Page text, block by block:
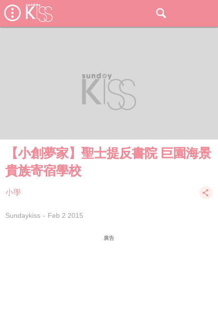
【小創夢家】聖士提反書院 巨園海景
貴族寄宿學校
小學
Sundaykiss Feb 2 2015
廣告